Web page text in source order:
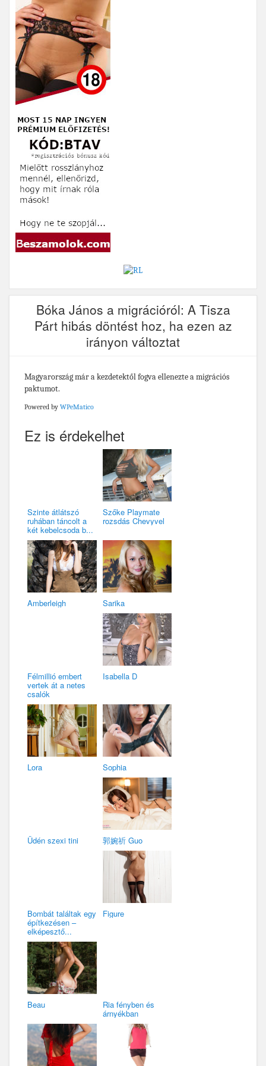
Bóka János a migrációról: A Tisza
Párt hibás döntést hoz, ha ezen az
irányon változtat
Magyarország már a kezdetektől fogva ellenezte a migrációs
paktumot.
Powered by WPeMatico
Ez is érdekelhet
Szinte átlátszó
ruhában táncolt a
két kebelcsoda b...
Szőke Playmate
rozsdás Chevyvel
Amberleigh Sarika
Félmillió embert
vertek át a netes
csalók
Isabella D
Lora Sophia
Üdén szexi tini 郭婉祈 Guo
Bombát találtak egy
építkezésen –
elképesztő...
Figure
Beau Ria fényben és
árnyékban